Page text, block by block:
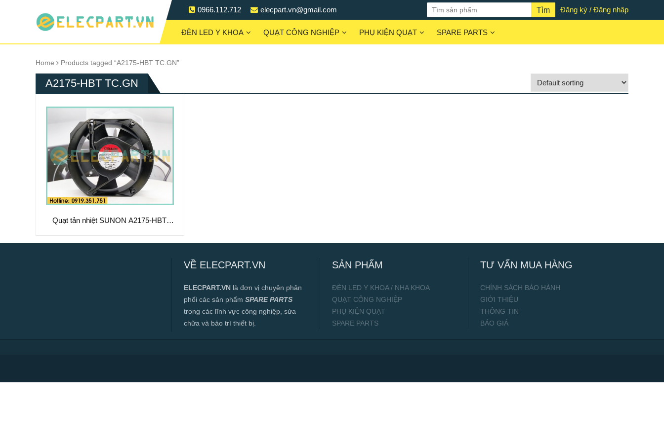
0966.112.712 elecpart.vn@gmail.com Đăng ký / Đăng nhập
ĐÈN LED Y KHOA QUẠT CÔNG NGHIỆP PHỤ KIỆN QUẠT SPARE PARTS
Home Products tagged “A2175-HBT TC.GN”
A2175-HBT TC.GN
Quạt tản nhiệt SUNON A2175-HBT,
VỀ ELECPART.VN
ELECPART.VN là đơn vị chuyên phân
phối các sản phẩm SPARE PARTS
trong các lĩnh vực công nghiệp, sửa
chữa và bảo trì thiết bị.
SẢN PHẨM
ĐÈN LED Y KHOA / NHA KHOA
QUẠT CÔNG NGHIỆP
PHỤ KIỆN QUẠT
SPARE PARTS
TƯ VẤN MUA HÀNG
CHÍNH SÁCH BẢO HÀNH
GIỚI THIỆU
THÔNG TIN
BÁO GIÁ